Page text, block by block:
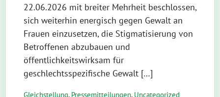
22.06.2026 mit breiter Mehrheit beschlossen,
sich weiterhin energisch gegen Gewalt an
Frauen einzusetzen, die Stigmatisierung von
Betroffenen abzubauen und
öffentlichkeitswirksam für
geschlechtsspezifische Gewalt […]
Gleichstellung, Pressemitteilungen, Uncategorized